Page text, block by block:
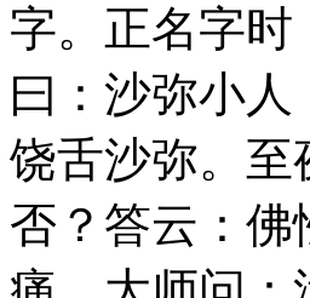
字。正名字
曰：沙弥小
饶舌沙弥。至
否？答云：